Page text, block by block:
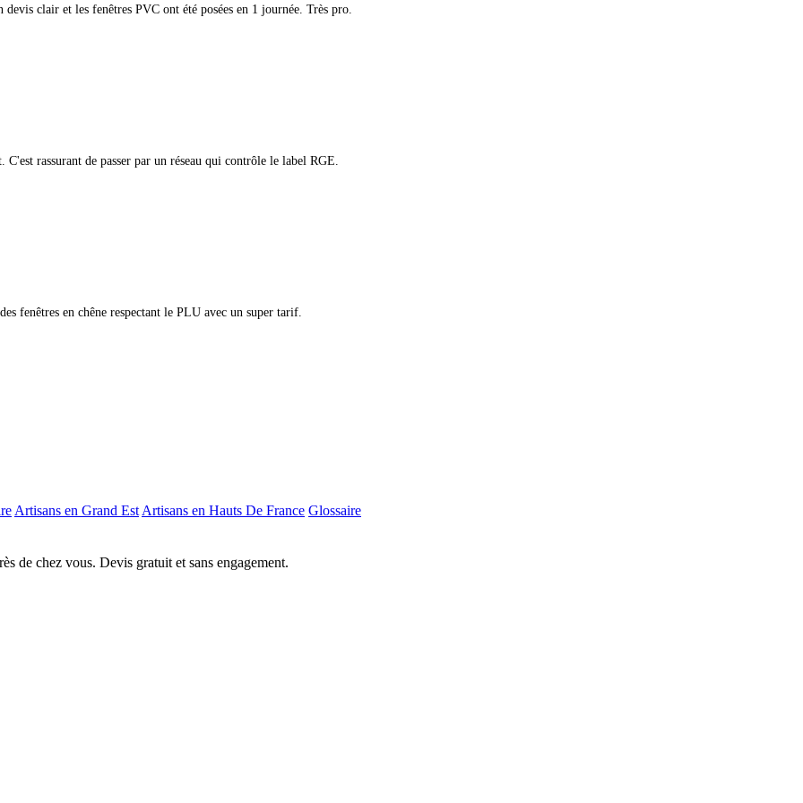
clair et les fenêtres PVC ont été posées en 1 journée. Très pro.
rassurant de passer par un réseau qui contrôle le label RGE.
fenêtres en chêne respectant le PLU avec un super tarif.
Artisans en Grand Est Artisans en Hauts De France Glossaire
de chez vous. Devis gratuit et sans engagement.